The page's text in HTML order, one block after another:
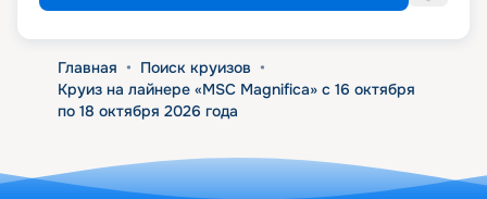
Главная • Поиск круизов •
Круиз на лайнере «MSC Magnifica» с 16 октября
по 18 октября 2026 года